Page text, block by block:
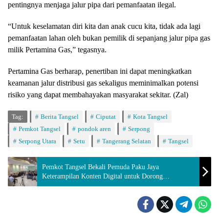
pentingnya menjaga jalur pipa dari pemanfaatan ilegal.
“Untuk keselamatan diri kita dan anak cucu kita, tidak ada lagi
pemanfaatan lahan oleh bukan pemilik di sepanjang jalur pipa gas
milik Pertamina Gas,” tegasnya.
Pertamina Gas berharap, penertiban ini dapat meningkatkan
keamanan jalur distribusi gas sekaligus meminimalkan potensi
risiko yang dapat membahayakan masyarakat sekitar. (Zal)
Tag: Berita Tangsel Ciputat
Kota Tangsel
Pemkot Tangsel
pondok aren
Serpong
Serpong Utara
Setu Tangerang Selatan Tangsel
Pemkot Tangsel Bekali Pemuda Paku Jaya
Keterampilan Konten Digital untuk Dorong
Kemandirian Ekonomi